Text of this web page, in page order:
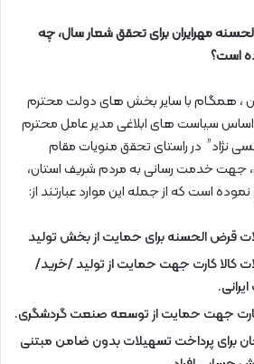
مهرایران برای تحقق شعار سال، چه
است؟
، همگام با سایر بخش های دولت محترم
اساس سیاست های ابلاغی مدیر عامل محترم
نژاد” در راستای تحقق منویات مقام
جهت خدمت رسانی به مردم شریف استان،
نموده است که از جمله این موارد عبارتند از:
قرض الحسنه برای حمایت از بخش تولید
کالا کارت جهت حمایت از تولید /خرید/
کارت جهت حمایت از توسعه صنعت گردشگری.
برای پرداخت تسهیلات بدون ضامن مبتنی